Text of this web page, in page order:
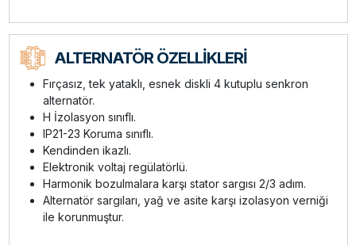
ALTERNATÖR ÖZELLİKLERİ
Fırçasız, tek yataklı, esnek diskli 4 kutuplu senkron
alternatör.
H İzolasyon sınıflı.
IP21-23 Koruma sınıflı.
Kendinden ikazlı.
Elektronik voltaj regülatörlü.
Harmonik bozulmalara karşı stator sargısı 2/3 adım.
Alternatör sargıları, yağ ve asite karşı izolasyon verniği
ile korunmuştur.